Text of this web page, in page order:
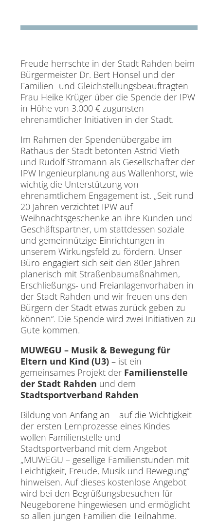
Freude herrschte in der Stadt Rahden beim
Bürgermeister Dr. Bert Honsel und der
Familien- und Gleichstellungsbeauftragten
Frau Heike Krüger über die Spende der IPW
in Höhe von 3.000 € zugunsten
ehrenamtlicher Initiativen in der Stadt.
Im Rahmen der Spendenübergabe im
Rathaus der Stadt betonten Astrid Vieth
und Rudolf Stromann als Gesellschafter der
IPW Ingenieurplanung aus Wallenhorst, wie
wichtig die Unterstützung von
ehrenamtlichem Engagement ist. „Seit rund
20 Jahren verzichtet IPW auf
Weihnachtsgeschenke an ihre Kunden und
Geschäftspartner, um stattdessen soziale
und gemeinnützige Einrichtungen in
unserem Wirkungsfeld zu fördern. Unser
Büro engagiert sich seit den 80er Jahren
planerisch mit Straßenbaumaßnahmen,
Erschließungs- und Freianlagenvorhaben in
der Stadt Rahden und wir freuen uns den
Bürgern der Stadt etwas zurück geben zu
können“. Die Spende wird zwei Initiativen zu
Gute kommen.
MUWEGU – Musik & Bewegung für
Eltern und Kind (U3) – ist ein
gemeinsames Projekt der Familienstelle
der Stadt Rahden und dem
Stadtsportverband Rahden
Bildung von Anfang an – auf die Wichtigkeit
der ersten Lernprozesse eines Kindes
wollen Familienstelle und
Stadtsportverband mit dem Angebot
„MUWEGU – gesellige Familienstunden mit
Leichtigkeit, Freude, Musik und Bewegung“
hinweisen. Auf dieses kostenlose Angebot
wird bei den Begrüßungsbesuchen für
Neugeborene hingewiesen und ermöglicht
so allen jungen Familien die Teilnahme.